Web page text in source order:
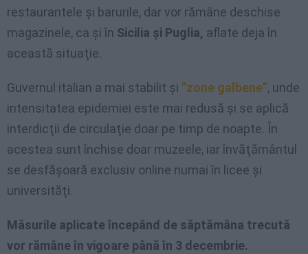
restaurantele şi barurile, dar vor rămâne deschise
magazinele, ca şi în Sicilia şi Puglia, aflate deja în
această situaţie.
Guvernul italian a mai stabilit şi ”zone galbene”, unde
intensitatea epidemiei este mai redusă şi se aplică
interdicţii de circulaţie doar pe timp de noapte. În
acestea sunt închise doar muzeele, iar învăţământul
se desfăşoară exclusiv online numai în licee şi
universităţi.
Măsurile aplicate începând de săptămâna trecută
vor rămâne în vigoare până în 3 decembrie.